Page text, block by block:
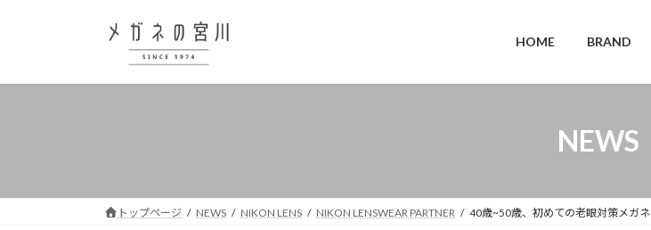
プ
動
HOME BRAND
NEWS
トップページ NEWS NIKON LENS NIKON LENSWEAR PARTNER 40歳~50歳、初めての老眼対策メガネ